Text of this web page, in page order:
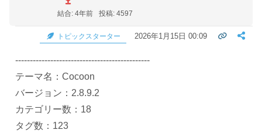
結合: 4年前 投稿: 4597
トピックスターター 2026年1月15日 00:09
----------------------------------------------
テーマ名：Cocoon
バージョン：2.8.9.2
カテゴリー数：18
タグ数：123